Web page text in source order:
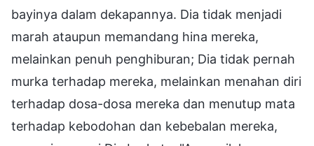
bayinya dalam dekapannya. Dia tidak menjadi
marah ataupun memandang hina mereka,
melainkan penuh penghiburan; Dia tidak pernah
murka terhadap mereka, melainkan menahan diri
terhadap dosa-dosa mereka dan menutup mata
terhadap kebodohan dan kebebalan mereka,